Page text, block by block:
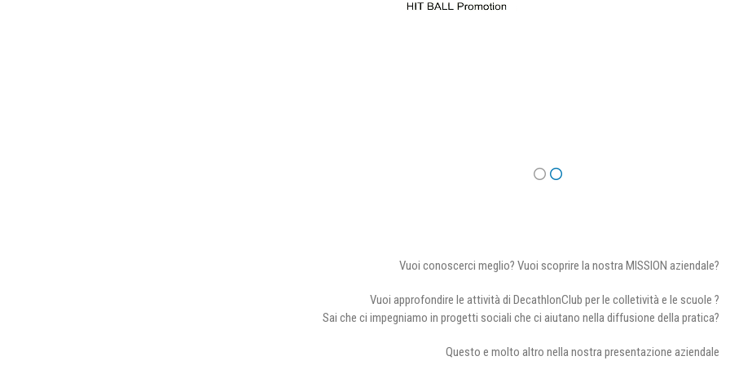
Vuoi conoscerci meglio? Vuoi scoprire la nostra MISSION aziendale?
Vuoi approfondire le attività di DecathlonClub per le colletività e le scuole ?
Sai che ci impegniamo in progetti sociali che ci aiutano nella diffusione della pratica?
Questo e molto altro nella nostra presentazione aziendale